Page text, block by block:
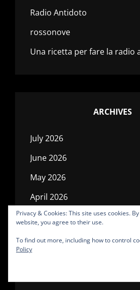
Radio Antidoto
rossonove
Una ricetta per fare la radio
ARCHIVES
July 2026
June 2026
May 2026
April 2026
March 2026
February 2026
January 2026
Privacy & Cookies: This site uses cookies.
website, you agree to their use.
To find out more, including how to control
Policy